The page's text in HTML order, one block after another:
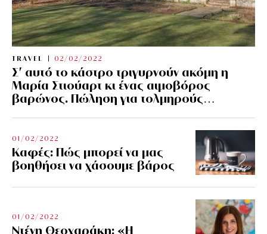
TRAVEL 02/02/2022
Σ’ αυτό το κάστρο τριγυρνούν ακόμη η
Μαρία Στιούαρτ κι ένας αιμοβόρος
βαρώνος. Πώληση για τολμηρούς…
01/02/2022
Kαφές: Πώς μπορεί να μας
βοηθήσει να χάσουμε βάρος
01/02/2022
Ντένη Θεοχαράκη: «Η